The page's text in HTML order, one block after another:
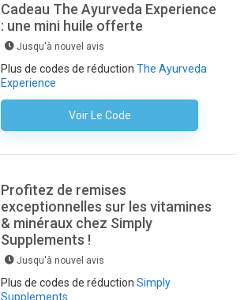
Cadeau The Ayurveda Experience
: une mini huile offerte
Jusqu'à nouvel avis
Plus de codes de réduction The Ayurveda
Experience
Voir Le Code
Aucun Code N'est Nécessaire
Profitez de remises
exceptionnelles sur les vitamines
& minéraux chez Simply
Supplements !
Jusqu'à nouvel avis
Plus de codes de réduction Simply
Supplements